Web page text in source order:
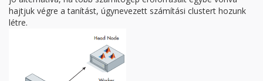
hajtjuk végre a tanítást, úgynevezett számítási clustert hozunk
létre.